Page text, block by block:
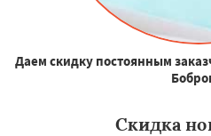
Даем скидку постоянным
Скидка